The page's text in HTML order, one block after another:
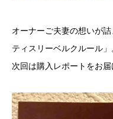
オーナーご夫妻の想いが
ティスリーベルクルール」
次回は購入レポートをお届